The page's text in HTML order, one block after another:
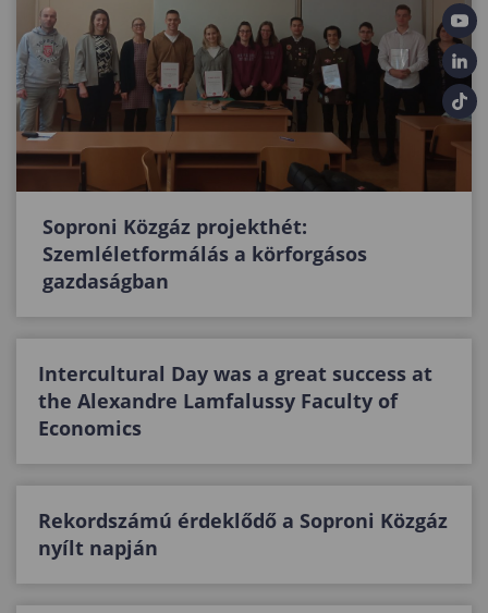
Soproni Közgáz projekthét:
Szemléletformálás a körforgásos
gazdaságban
Intercultural Day was a great success at
the Alexandre Lamfalussy Faculty of
Economics
Rekordszámú érdeklődő a Soproni Közgáz
nyílt napján